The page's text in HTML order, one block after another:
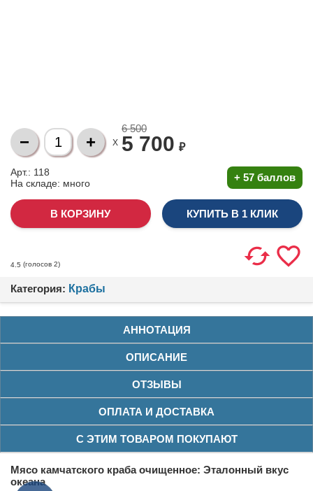
X
6 500
5 700 ₽
Арт.: 118
На складе: много + 57 баллов
КУПИТЬ В 1 КЛИК
4.5 (голосов 2)
Категория: Крабы
АННОТАЦИЯ
ОПИСАНИЕ
ОТЗЫВЫ
ОПЛАТА И ДОСТАВКА
С ЭТИМ ТОВАРОМ ПОКУПАЮТ
Мясо камчатского краба очищенное: Эталонный вкус
океана